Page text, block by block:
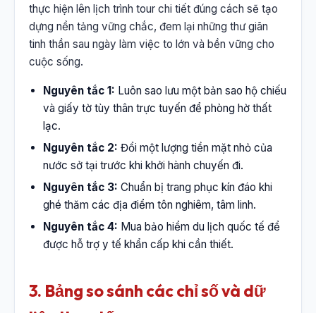
thực hiện lên lịch trình tour chi tiết đúng cách sẽ tạo
dựng nền tảng vững chắc, đem lại những thư giãn
tinh thần sau ngày làm việc to lớn và bền vững cho
cuộc sống.
Nguyên tắc 1: Luôn sao lưu một bản sao hộ chiếu
và giấy tờ tùy thân trực tuyến để phòng hờ thất
lạc.
Nguyên tắc 2: Đổi một lượng tiền mặt nhỏ của
nước sở tại trước khi khởi hành chuyến đi.
Nguyên tắc 3: Chuẩn bị trang phục kín đáo khi
ghé thăm các địa điểm tôn nghiêm, tâm linh.
Nguyên tắc 4: Mua bảo hiểm du lịch quốc tế để
được hỗ trợ y tế khẩn cấp khi cần thiết.
3. Bảng so sánh các chỉ số và dữ